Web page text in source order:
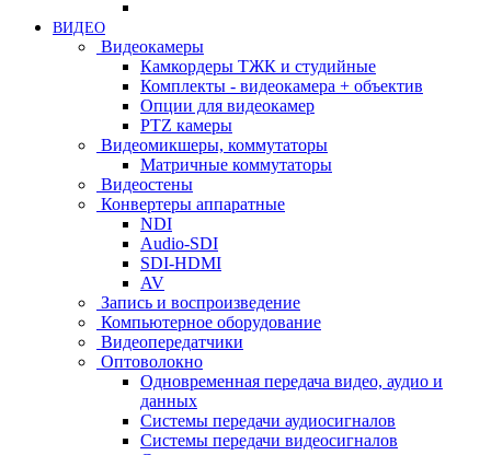
ВИДЕО
Видеокамеры
Камкордеры ТЖК и студийные
Комплекты - видеокамера + объектив
Опции для видеокамер
PTZ камеры
Видеомикшеры, коммутаторы
Матричные коммутаторы
Видеостены
Конвертеры аппаратные
NDI
Audio-SDI
SDI-HDMI
AV
Запись и воспроизведение
Компьютерное оборудование
Видеопередатчики
Оптоволокно
Одновременная передача видео, аудио и
данных
Системы передачи аудиосигналов
Системы передачи видеосигналов